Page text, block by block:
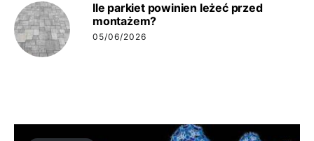
Ile parkiet powinien leżeć przed
montażem?
05/06/2026